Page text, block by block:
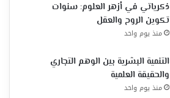
ذكرياتي في أزهر العلوم: سنوات
تكوين الروح والعقل
منذ يوم واحد
التنمية البشرية بين الوهم التجاري
والحقيقة العلمية
منذ يوم واحد